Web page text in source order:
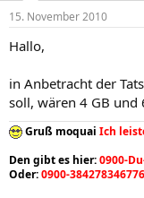
15. November 2010
Hallo,
in Anbetracht der
soll, wären 4 GB
Gruß moquai Ich
Den gibt es hier:0900-
Oder:0900-